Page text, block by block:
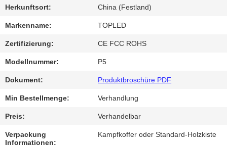
TRETEN
SIE
MIT
UNS
IN
VERBINDUNG
Herkunftsort: China (Festland)
Markenname: TOPLED
Zertifizierung: CE FCC ROHS
Modellnummer: P5
Dokument: Produktbroschüre PDF
Min Bestellmenge: Verhandlung
Preis: Verhandelbar
Verpackung
Informationen:
Kampfkoffer oder Standard-Holzkiste